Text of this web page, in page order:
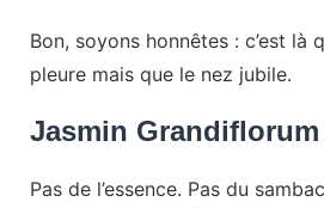
Bon, soyons honnêtes : c’est là
pleure mais que le nez jubile.
Jasmin
Pas de l’essence. Pas du